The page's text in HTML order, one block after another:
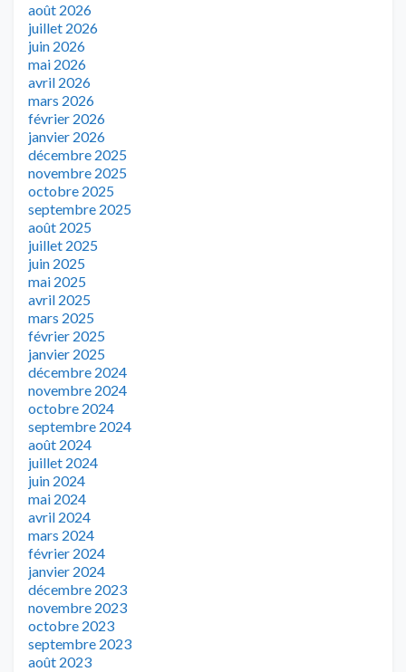
août 2026
juillet 2026
juin 2026
mai 2026
avril 2026
mars 2026
février 2026
janvier 2026
décembre 2025
novembre 2025
octobre 2025
septembre 2025
août 2025
juillet 2025
juin 2025
mai 2025
avril 2025
mars 2025
février 2025
janvier 2025
décembre 2024
novembre 2024
octobre 2024
septembre 2024
août 2024
juillet 2024
juin 2024
mai 2024
avril 2024
mars 2024
février 2024
janvier 2024
décembre 2023
novembre 2023
octobre 2023
septembre 2023
août 2023